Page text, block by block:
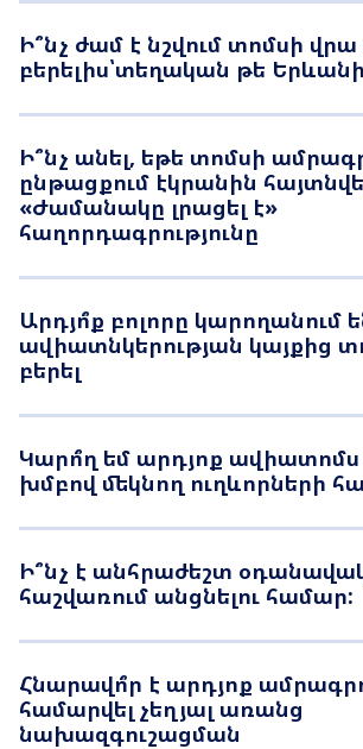
Ավիատոմսի վերադարձ
Մեր մասին
Ընկերության մասին
Մեր նավատորմը
Թռիչքային անձնակազմ
Նորություններ
Բլոգ
Հաճախ տրվող հարցեր
Կոնտակտներ
Ծառայություններ
Առցանց
Իմ ամրագրումը
Հատուկ ծառայություններ
Ի՞նչ ժամ է նշվում տոմսի
բերելիս՝տեղական թե Երևանի
Ի՞նչ անել, եթե տոմսի
ընթացքում էկրանին
«Ժամանակը լրացել է»
հաղորդագրությունը
Արդյո՞ք բոլորը կարողանում
ավիատնկերության կայքից
բերել
Կարո՞ղ եմ արդյոք ավիատոմս
խմբով մեկնող ուղևորների
Ի՞նչ է անհրաժեշտ
հաշվառում անցնելու համար:
Հնարավո՞ր է արդյոք
համարվել չեղյալ առանց
նախազգուշացման